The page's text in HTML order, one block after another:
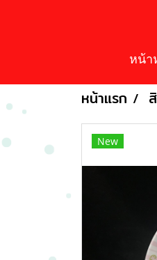
หน้า
หน้าแรก
New